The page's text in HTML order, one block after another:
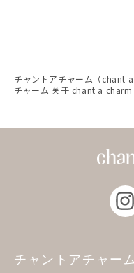
チャントアチャーム（chant
チャーム 关于 chant a charm
チャントアチャー